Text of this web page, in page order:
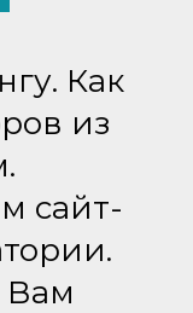
Как
из
сайт-